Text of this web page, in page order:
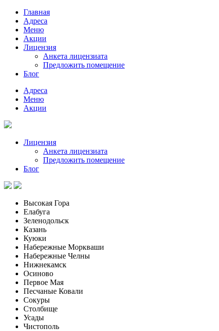
Главная
Адреса
Меню
Акции
Лицензия
Анкета лицензиата
Предложить помещение
Блог
Адреса
Меню
Акции
Лицензия
Анкета лицензиата
Предложить помещение
Блог
Высокая Гора
Елабуга
Зеленодольск
Казань
Куюки
Набережные Моркваши
Набережные Челны
Нижнекамск
Осиново
Первое Мая
Песчаные Ковали
Сокуры
Столбище
Усады
Чистополь